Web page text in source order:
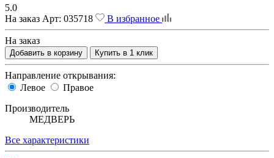
5.0
На заказ Арт: 035718 В избранное
На заказ
Добавить в корзину Купить в 1 клик
Направление открывания:
Левое
Правое
Производитель
МЕДВЕРЬ
Все характеристики